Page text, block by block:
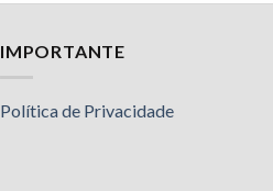
IMPORTANTE
Política de Privacidade